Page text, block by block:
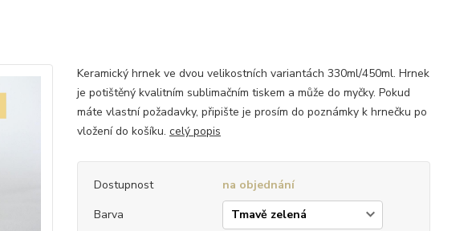
Keramický hrnek ve dvou velikostních variantách 330ml/450ml. Hrnek
je potištěný kvalitním sublimačním tiskem a může do myčky. Pokud
máte vlastní požadavky, připište je prosím do poznámky k hrnečku po
vložení do košíku. celý popis
Dostupnost
na objednání
Barva